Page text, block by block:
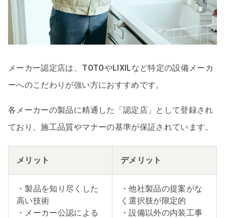
メーカー認定店は、TOTOやLIXILなど特定の設備メーカ
ーへのこだわりが強い方におすすめです。
各メーカーの製品に精通した「認定店」として登録され
ており、施工品質やマナーの基準が保証されています。
メリット デメリット
・製品を知り尽くした
高い技術
・メーカー公認による
・他社製品の提案がな
く選択肢が限定的
・設備以外の内装工事